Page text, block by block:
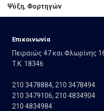
Ψύξη, Φορτηγών
Eπικοινωνία
Πειραιώς 47 και Φλωρίνης
T.K. 18346
210 3478884, 210 3478494
210 3479106, 210 4834904
210 4834984